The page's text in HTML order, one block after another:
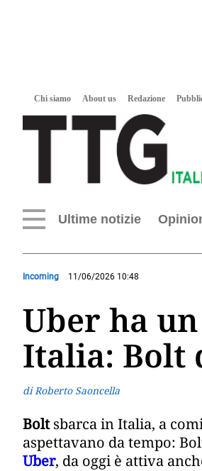
Chi siamo About us Redazione
Ultime notizie
Incoming 11/06/2026 10:48
Uber ha
Italia: Bolt
di Roberto Saoncella
Boltsbarca in Italia, a
aspettavano da tempo:
Uber, da oggi è attiva